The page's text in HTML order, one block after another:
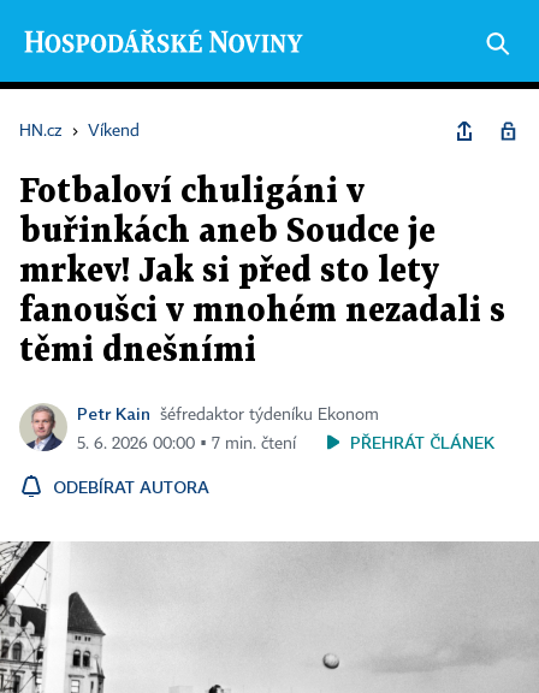
HN.cz › Víkend
Fotbaloví chuligáni v
buřinkách aneb Soudce je
mrkev! Jak si před sto lety
fanoušci v mnohém nezadali s
těmi dnešními
Petr Kain
šéfredaktor týdeníku Ekonom
5. 6. 2026 00:00 ▪ 7 min. čtení
PŘEHRÁT ČLÁNEK
ODEBÍRAT AUTORA